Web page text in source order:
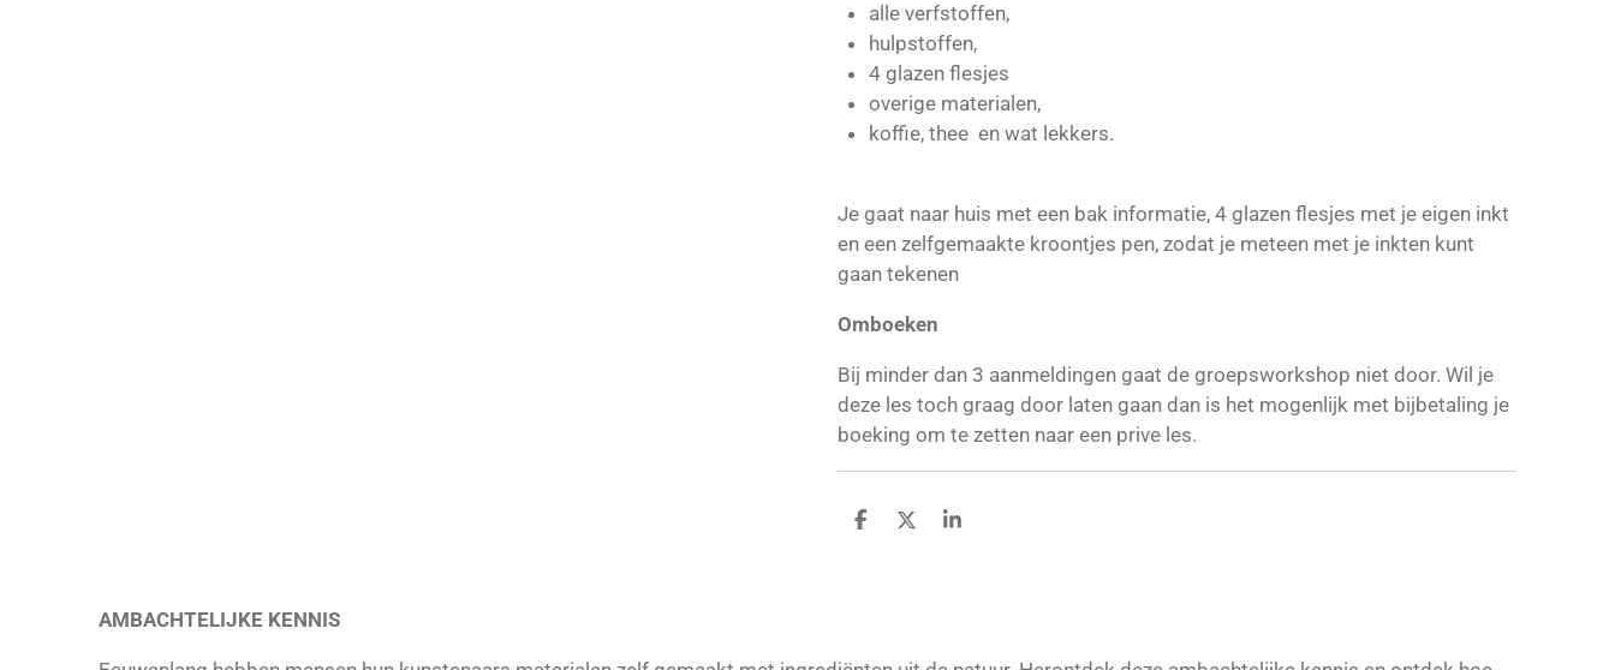
alle verfstoffen,
hulpstoffen,
4 glazen flesjes
overige materialen,
koffie, thee en wat lekkers.
Je gaat naar huis met een bak informatie, 4 glazen flesjes met je eigen inkt
en een zelfgemaakte kroontjes pen, zodat je meteen met je inkten kunt
gaan tekenen
Omboeken
Bij minder dan 3 aanmeldingen gaat de groepsworkshop niet door. Wil je
deze les toch graag door laten gaan dan is het mogenlijk met bijbetaling je
boeking om te zetten naar een prive les.
D
D
S
AMBACHTELIJKE KENNIS